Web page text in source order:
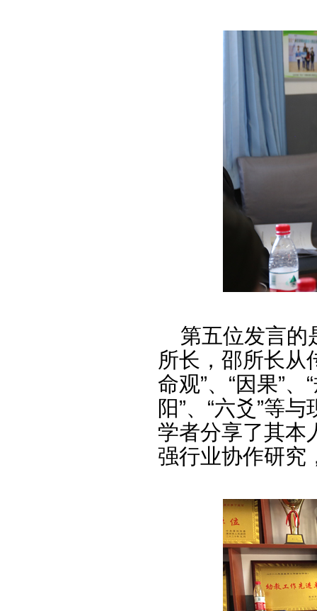
第五位发言的
所长，邵所长从
命观”、“因果”、
阳”、“六爻”等
学者分享了其本
强行业协作研究